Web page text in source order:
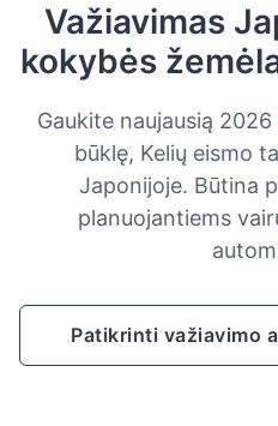
Važiavimas
kokybės
Gaukite naujausią
būklę, Kelių eismo
Japonijoje. Būtina
planuojantiems
Patikrinti važiavimo